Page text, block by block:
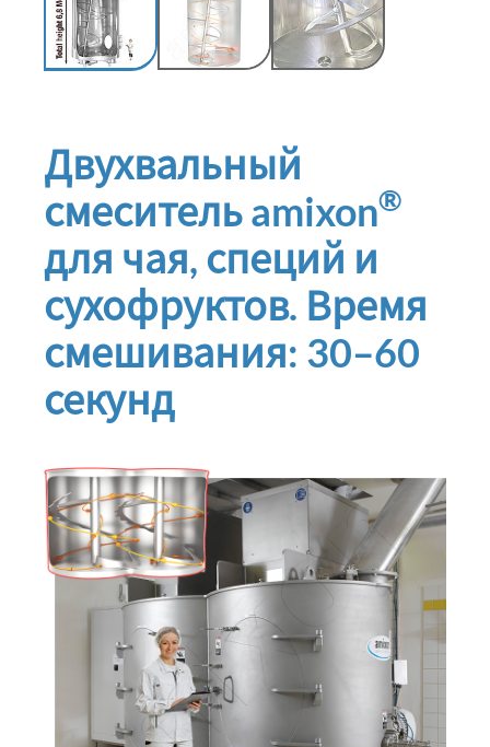
Двухвальный
смеситель amixon®
для чая, специй и
сухофруктов. Время
смешивания: 30–60
секунд